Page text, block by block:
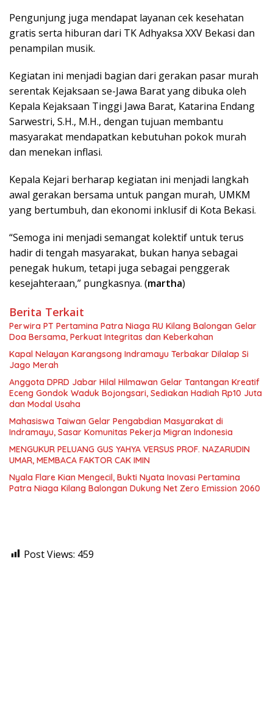
Pengunjung juga mendapat layanan cek kesehatan
gratis serta hiburan dari TK Adhyaksa XXV Bekasi dan
penampilan musik.
Kegiatan ini menjadi bagian dari gerakan pasar murah
serentak Kejaksaan se-Jawa Barat yang dibuka oleh
Kepala Kejaksaan Tinggi Jawa Barat, Katarina Endang
Sarwestri, S.H., M.H., dengan tujuan membantu
masyarakat mendapatkan kebutuhan pokok murah
dan menekan inflasi.
Kepala Kejari berharap kegiatan ini menjadi langkah
awal gerakan bersama untuk pangan murah, UMKM
yang bertumbuh, dan ekonomi inklusif di Kota Bekasi.
“Semoga ini menjadi semangat kolektif untuk terus
hadir di tengah masyarakat, bukan hanya sebagai
penegak hukum, tetapi juga sebagai penggerak
kesejahteraan,” pungkasnya. (martha)
Berita Terkait
Perwira PT Pertamina Patra Niaga RU Kilang Balongan Gelar
Doa Bersama, Perkuat Integritas dan Keberkahan
Kapal Nelayan Karangsong Indramayu Terbakar Dilalap Si
Jago Merah
Anggota DPRD Jabar Hilal Hilmawan Gelar Tantangan Kreatif
Eceng Gondok Waduk Bojongsari, Sediakan Hadiah Rp10 Juta
dan Modal Usaha
Mahasiswa Taiwan Gelar Pengabdian Masyarakat di
Indramayu, Sasar Komunitas Pekerja Migran Indonesia
MENGUKUR PELUANG GUS YAHYA VERSUS PROF. NAZARUDIN
UMAR, MEMBACA FAKTOR CAK IMIN
Nyala Flare Kian Mengecil, Bukti Nyata Inovasi Pertamina
Patra Niaga Kilang Balongan Dukung Net Zero Emission 2060
Post Views: 459